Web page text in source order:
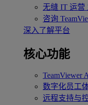
无缝 IT 运营
咨询
深入了解平台
核心功能
TeamViewer
数字化员工
远程支持与